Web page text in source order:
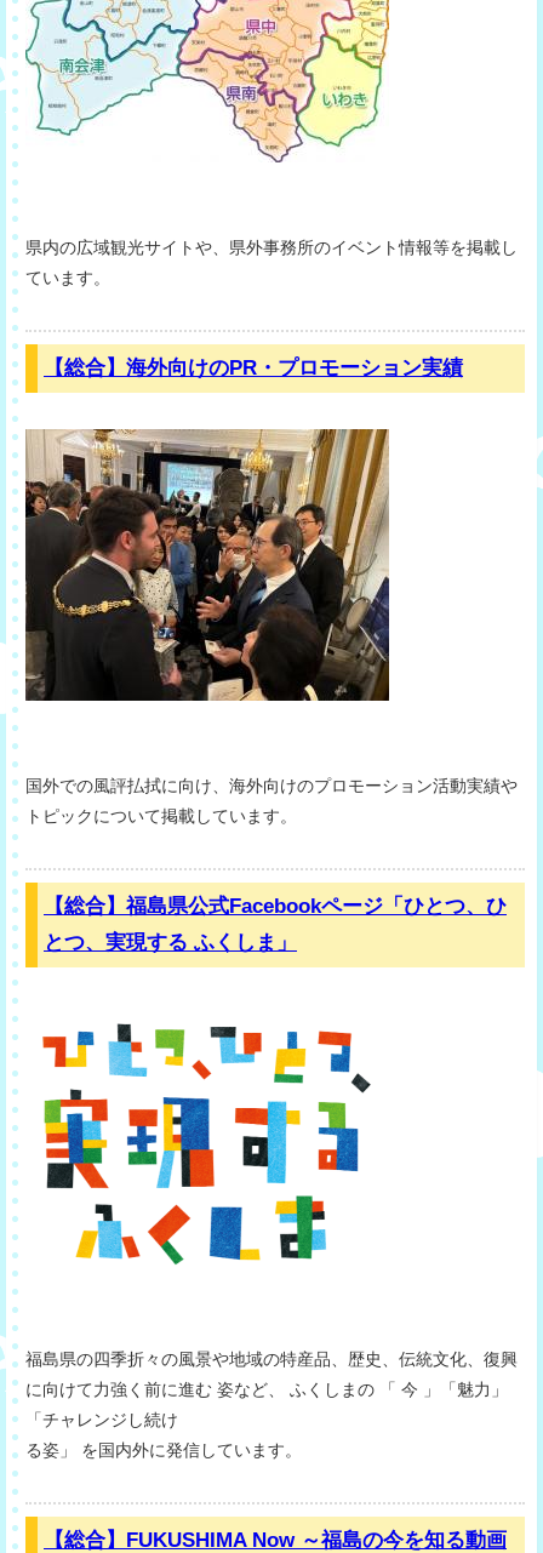
県内の広域観光サイトや、県外事務所のイベント情報等を掲載し
ています。
【総合】海外向けのPR・プロモーション実績
国外での風評払拭に向け、海外向けのプロモーション活動実績や
トピックについて掲載しています。
【総合】福島県公式Facebookページ「ひとつ、ひ
とつ、実現する ふくしま」
福島県の四季折々の風景や地域の特産品、歴史、伝統文化、復興
に向けて力強く前に進む 姿など、 ふくしまの 「 今 」「魅力」
「チャレンジし続け
る姿」 を国内外に発信しています。
【総合】FUKUSHIMA Now ～福島の今を知る動画